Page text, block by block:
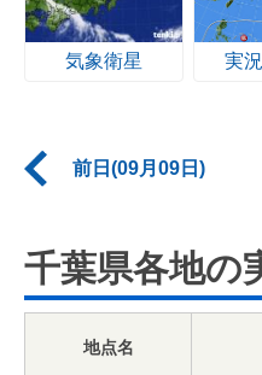
気象衛星 実
前日(09月09日)
千葉県各地の
地点名